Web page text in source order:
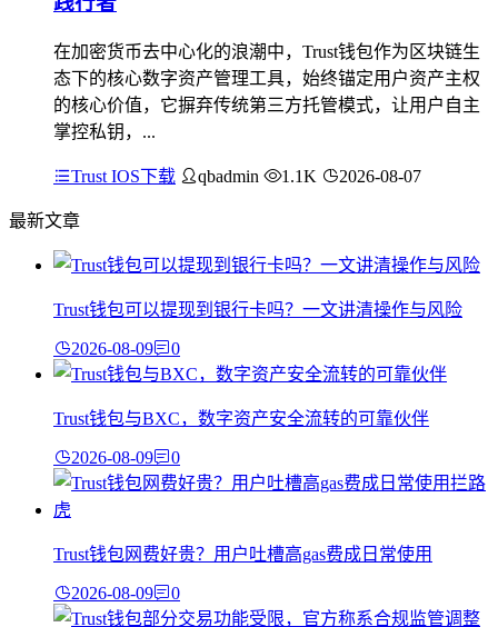
在加密货币去中心化的浪潮中，Trust钱包作为区块链生
态下的核心数字资产管理工具，始终锚定用户资产主权
的核心价值，它摒弃传统第三方托管模式，让用户自主
掌控私钥，...
Trust IOS下载 qbadmin 1.1K 2026-08-07
最新文章
Trust钱包可以提现到银行卡吗？一文讲清操作与风险
2026-08-09 0
Trust钱包与BXC，数字资产安全流转的可靠伙伴
2026-08-09 0
Trust钱包网费好贵？用户吐槽高gas费成日常使用
2026-08-09 0